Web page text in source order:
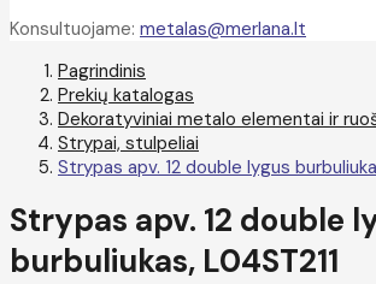
Konsultuojame: metalas@merlana.lt
Pagrindinis
Prekių katalogas
Dekoratyviniai metalo elementai ir
Strypai, stulpeliai
Strypas apv. 12 double lygus
Strypas apv. 12 double
burbuliukas, L04ST211